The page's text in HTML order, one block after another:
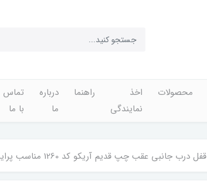
محصولات
اخذ
نمایندگی
راهنما
درباره
ما
تماس
با ما
قفل درب جانبی عقب چپ قدیم آریکو کد 1260 مناسب پراید